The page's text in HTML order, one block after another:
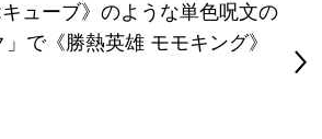
キューブ》のような単色呪文の
」で《勝熱英雄 モモキング》